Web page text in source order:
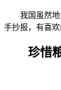
我国虽然地大
手抄报，有喜
珍惜粮